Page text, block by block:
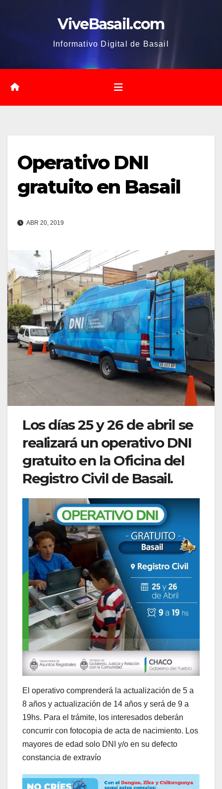
ViveBasail.com
Informativo Digital de Basail
Operativo DNI
gratuito en Basail
ABR 20, 2019
Los días 25 y 26 de abril se
realizará un operativo DNI
gratuito en la Oficina del
Registro Civil de Basail.
El operativo comprenderá la actualización de 5 a
8 años y actualización de 14 años y será de 9 a
19hs. Para el trámite, los interesados deberán
concurrir con fotocopia de acta de nacimiento. Los
mayores de edad solo DNI y/o en su defecto
constancia de extravío